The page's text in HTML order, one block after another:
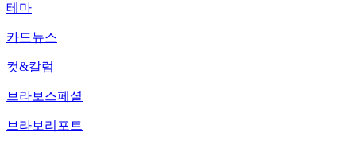
테마
카드뉴스
컷&칼럼
브라보스페셜
브라보리포트